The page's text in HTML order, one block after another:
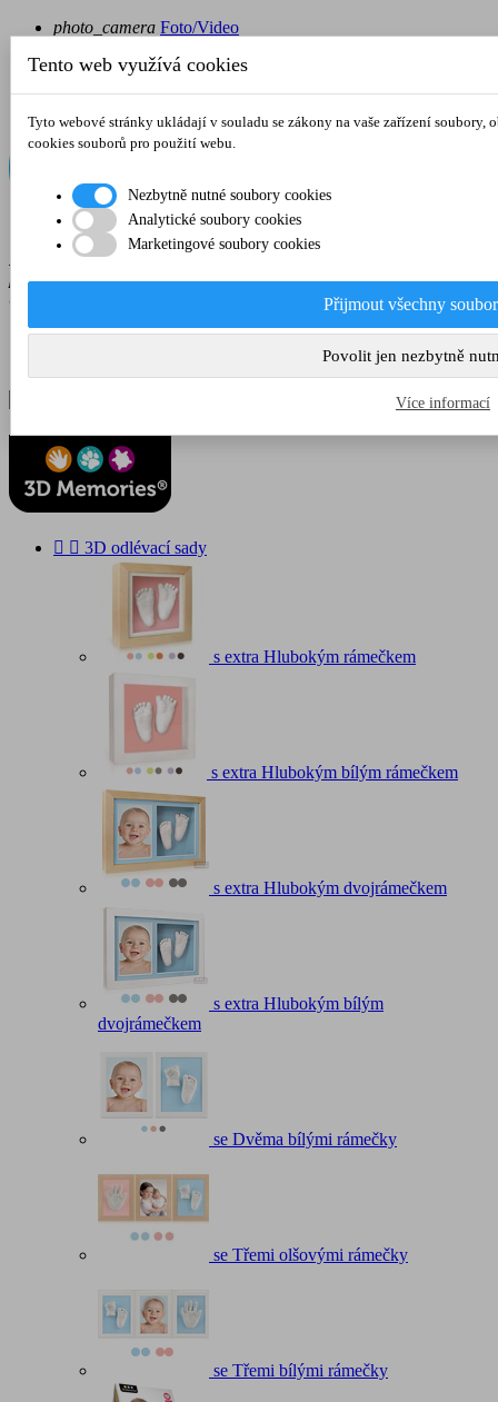
photo_camera Foto/Video
place Kontakt
Přihlásit se
phone +420 603 588 179
CZK
  3D odlévací sady
s extra Hlubokým rámečkem
s extra Hlubokým bílým rámečkem
s extra Hlubokým dvojrámečkem
s extra Hlubokým bílým
dvojrámečkem
se Dvěma bílými rámečky
se Třemi olšovými rámečky
se Třemi bílými rámečky
Tento web využívá cookies
Tyto webové stránky ukládají v souladu se zákony na vaše zařízení soubory,
cookies souborů pro použití webu.
Nezbytně nutné soubory cookies
Analytické soubory cookies
Marketingové soubory cookies
Přijmout všechny
Povolit jen nezbytně
Více informací